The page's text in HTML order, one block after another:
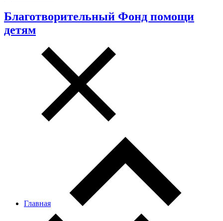
Благотворительный Фонд помощи
детям
Главная